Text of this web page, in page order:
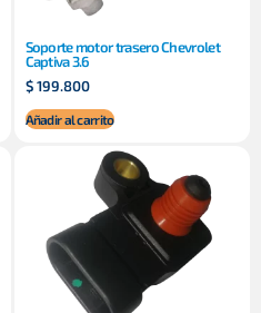
Soporte motor trasero Chevrolet
Captiva 3.6
$199.800
Añadir al carrito